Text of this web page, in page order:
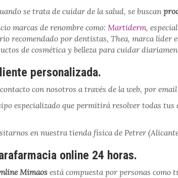
se trata de cuidar de la salud, se buscan
marcas de renombre como: Martiderm,
recomendado por dentistas, Thea, marca líder
de cosmética y belleza para cuidar
personalizada.
con nosotros a través de la web, por
especializado que permitirá resolver todas tus
en nuestra tienda física de Petrer
online 24 horas.
Mimaos está compuesta por personas como